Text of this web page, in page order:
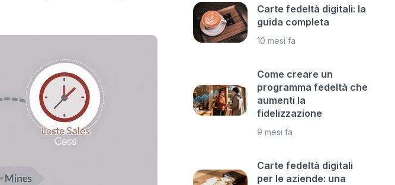
Carte fedeltà digitali: la
guida completa
10 mesi fa
Come creare un
programma fedeltà che
aumenti la
fidelizzazione
9 mesi fa
Carte fedeltà digitali
per le aziende: una